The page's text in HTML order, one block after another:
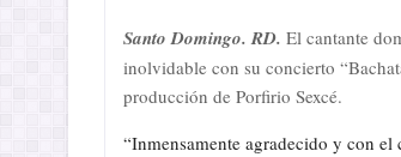
Santo Domingo. RD. El cantante
inolvidable con su concierto
producción de Porfirio Sexcé.
“Inmensamente agradecido y con